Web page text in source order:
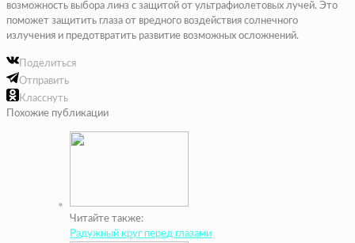
возможность выбора линз с защитой от ультрафиолетовых лучей. Это
поможет защитить глаза от вредного воздействия солнечного
излучения и предотвратить развитие возможных осложнений.
Поделиться
Отправить
Класснуть
Похожие публикации
Читайте также:
Радужный круг перед глазами